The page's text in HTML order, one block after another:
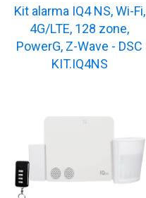
Kit alarma IQ4 NS, Wi-Fi,
4G/LTE, 128 zone,
PowerG, Z-Wave - DSC
KIT.IQ4NS